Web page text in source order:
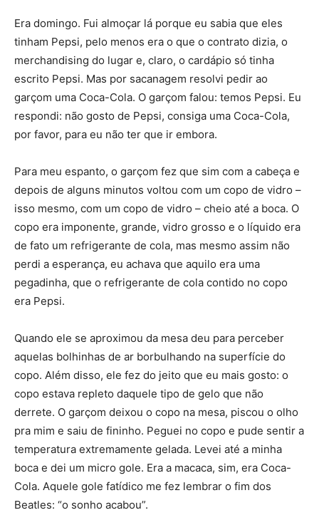
Era domingo. Fui almoçar lá porque eu sabia que eles
tinham Pepsi, pelo menos era o que o contrato dizia, o
merchandising do lugar e, claro, o cardápio só tinha
escrito Pepsi. Mas por sacanagem resolvi pedir ao
garçom uma Coca-Cola. O garçom falou: temos Pepsi. Eu
respondi: não gosto de Pepsi, consiga uma Coca-Cola,
por favor, para eu não ter que ir embora.
Para meu espanto, o garçom fez que sim com a cabeça e
depois de alguns minutos voltou com um copo de vidro –
isso mesmo, com um copo de vidro – cheio até a boca. O
copo era imponente, grande, vidro grosso e o líquido era
de fato um refrigerante de cola, mas mesmo assim não
perdi a esperança, eu achava que aquilo era uma
pegadinha, que o refrigerante de cola contido no copo
era Pepsi.
Quando ele se aproximou da mesa deu para perceber
aquelas bolhinhas de ar borbulhando na superfície do
copo. Além disso, ele fez do jeito que eu mais gosto: o
copo estava repleto daquele tipo de gelo que não
derrete. O garçom deixou o copo na mesa, piscou o olho
pra mim e saiu de fininho. Peguei no copo e pude sentir a
temperatura extremamente gelada. Levei até a minha
boca e dei um micro gole. Era a macaca, sim, era Coca-
Cola. Aquele gole fatídico me fez lembrar o fim dos
Beatles: “o sonho acabou”.